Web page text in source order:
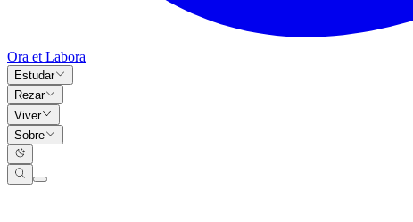
Ora et Labora
Estudar
Rezar
Viver
Sobre